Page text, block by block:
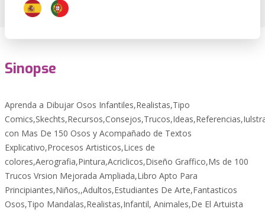
Sinopse
Aprenda a Dibujar Osos Infantiles,Realistas,Tipo
con Mas De 150 Osos y Acompañado de Textos
Explicativo,Procesos Artisticos,Lices de
colores,Aerografia,Pintura,Acriclicos,Diseño Graffico,Ms de 100
Trucos Vrsion Mejorada Ampliada,Libro Apto Para
Principiantes,Niños,,Adultos,Estudiantes De Arte,Fantasticos
Osos,Tipo Mandalas,Realistas,Infantil, Animales,De El Artuista